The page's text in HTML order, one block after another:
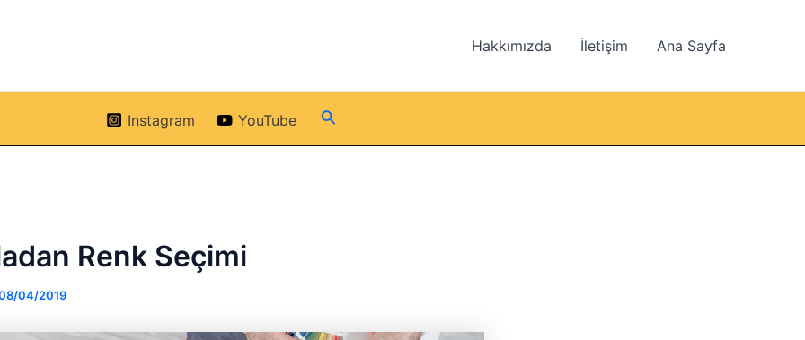
Hakkımızda İletişim Ana Sayfa
Instagram YouTube Arama
Renk Seçimi
04/2019